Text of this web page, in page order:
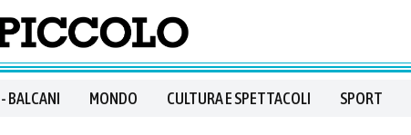
BALCANI MONDO CULTURA E SPETTACOLI SPORT